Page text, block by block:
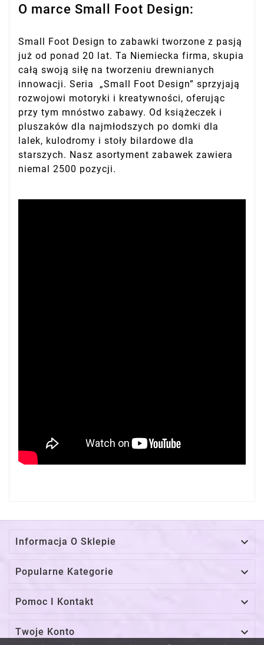
O marce Small Foot Design:
Small Foot Design to zabawki tworzone z pasją
już od ponad 20 lat. Ta Niemiecka firma, skupia
całą swoją siłę na tworzeniu drewnianych
innowacji. Seria „Small Foot Design” sprzyjają
rozwojowi motoryki i kreatywności, oferując
przy tym mnóstwo zabawy. Od książeczek i
pluszaków dla najmłodszych po domki dla
lalek, kulodromy i stoły bilardowe dla
starszych. Nasz asortyment zabawek zawiera
niemal 2500 pozycji.
Informacja O Sklepie 
Popularne Kategorie 
Pomoc I Kontakt 
Twoje Konto 